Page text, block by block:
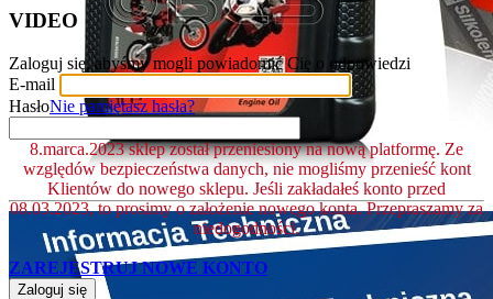
VIDEO
Zaloguj się, abyśmy mogli powiadomić Cię o odpowiedzi
E-mail
HasłoNie pamiętasz hasła?
8.marca.2023 sklep został przeniesiony na nową platformę. Ze
względów bezpieczeństwa danych, nie mogliśmy przenieść kont
Klientów do nowego sklepu. Jeśli zakładałeś konto przed
08.03.2023, to prosimy o założenie nowego konta. Przepraszamy za
niedogodności.
ZAREJESTRUJ NOWE KONTO
Zaloguj się